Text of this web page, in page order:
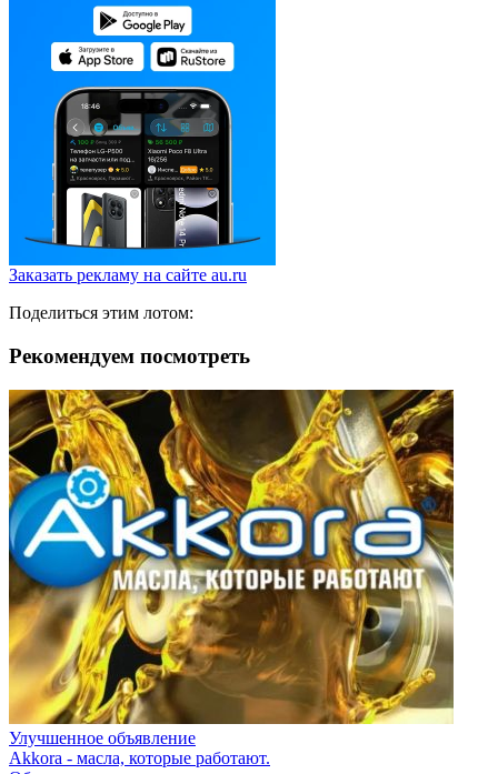
Заказать рекламу на сайте au.ru
Поделиться этим лотом:
Рекомендуем посмотреть
Улучшенное объявление
Akkora - масла, которые работают.